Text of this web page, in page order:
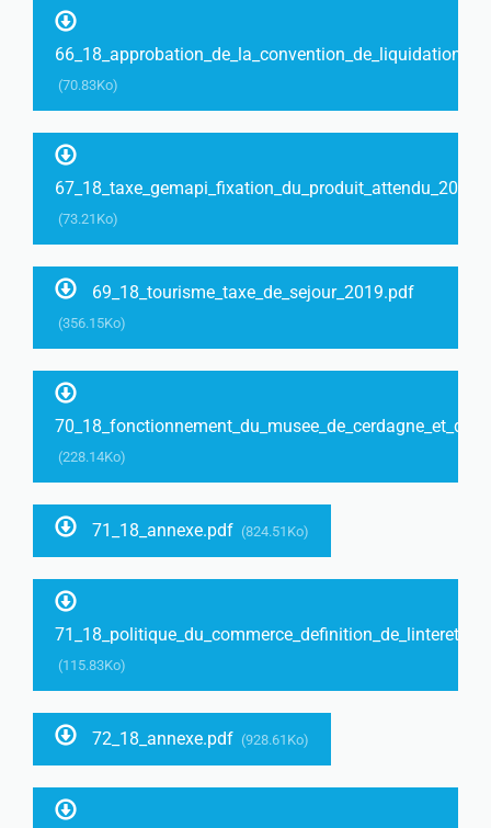
(70.83Ko)
(73.21Ko)
69_18_tourisme_taxe_de_sejour_2019.pdf
(356.15Ko)
(228.14Ko)
71_18_annexe.pdf (824.51Ko)
(115.83Ko)
72_18_annexe.pdf (928.61Ko)